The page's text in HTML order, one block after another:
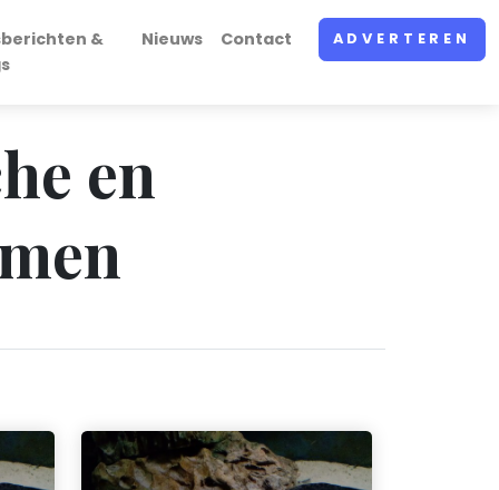
&
Nieuws Contact ADVERTEREN
en